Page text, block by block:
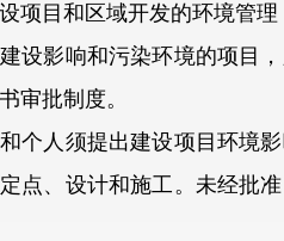
目和区域开发的环境管理
影响和污染环境的项目，
审批制度。
人须提出建设项目环境影
点、设计和施工。未经批